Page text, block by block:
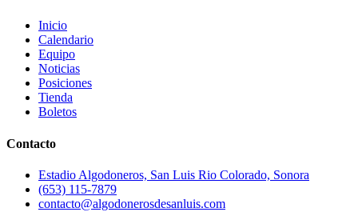
Inicio
Calendario
Equipo
Noticias
Posiciones
Tienda
Boletos
Contacto
Estadio Algodoneros, San Luis Rio Colorado, Sonora
(653) 115-7879
contacto@algodonerosdesanluis.com